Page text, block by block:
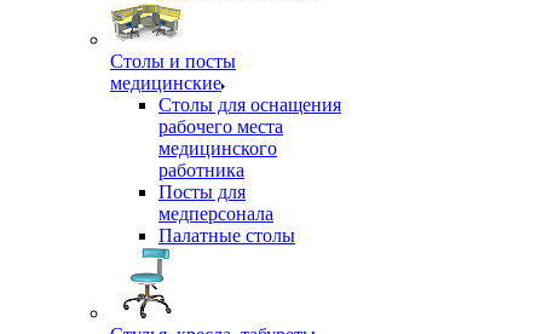
Столы и посты
медицинские
Столы для оснащения
рабочего места
медицинского
работника
Посты для
медперсонала
Палатные столы